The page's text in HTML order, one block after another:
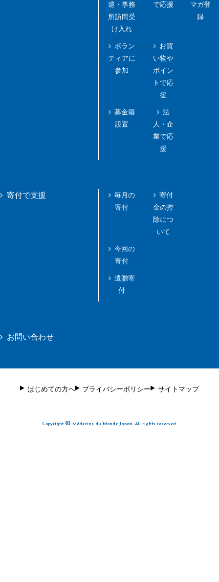
遣・事務
所訪問受
け入れ
ボラン
ティアに
参加
募金箱
設置
で応援
お買
い物や
ポイン
トで応
援
法
人・企
業で応
援
マガ登
録
寄付で支援
毎月の
寄付
今回の
寄付
遺贈寄
付
寄付
金の控
除につ
いて
お問い合わせ
はじめての方へ プライバシーポリシー サイトマップ
Copyright © Médecins du Monde Japan. All rights reserved.